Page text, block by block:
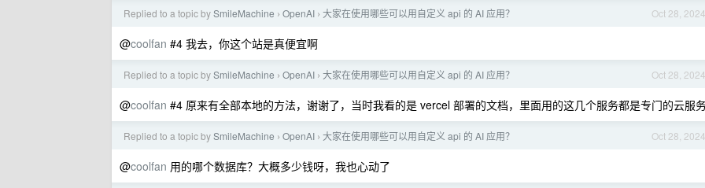
Oct 28, 2024
Replied to a topic bySmileMachine › OpenAI › 大家在使用哪些可以用自定义 api 的 AI 应用？
@coolfan #4 我去，你这个站是真便宜啊
Oct 28, 2024
Replied to a topic bySmileMachine › OpenAI › 大家在使用哪些可以用自定义 api 的 AI 应用？
@coolfan #4 原来有全部本地的方法，谢谢了，当时我看的是 vercel 部署的文档，里面用的这几个服务都是专门的云服
Oct 28, 2024
Replied to a topic bySmileMachine › OpenAI › 大家在使用哪些可以用自定义 api 的 AI 应用？
@coolfan 用的哪个数据库？大概多少钱呀，我也心动了